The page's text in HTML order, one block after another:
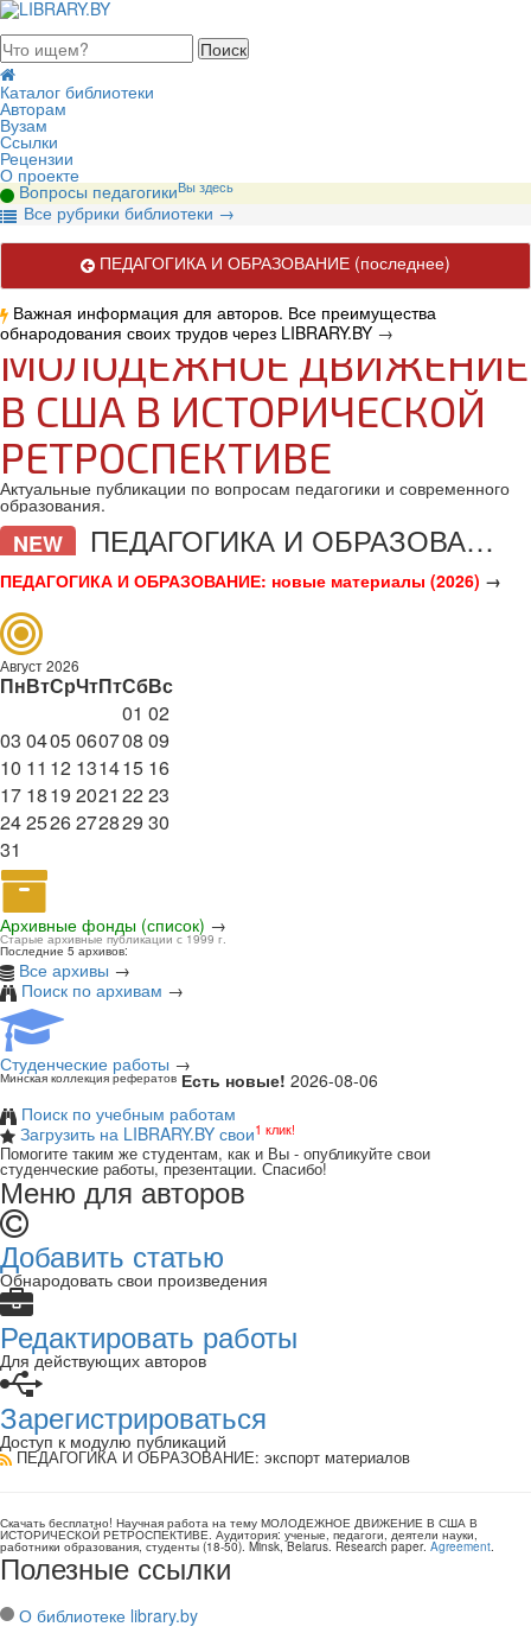
2026, четверг
Каталог библиотеки
Авторам
Вузам
Ссылки
Рецензии
О проекте
Вопросы педагогикиВы здесь
Все рубрики библиотеки →
ПЕДАГОГИКА И ОБРАЗОВАНИЕ (последнее)
Важная информация для авторов. Все преимущества
обнародования своих трудов через LIBRARY.BY →
МОЛОДЕЖНОЕ ДВИЖЕНИЕ
В США В ИСТОРИЧЕСКОЙ
РЕТРОСПЕКТИВЕ
Актуальные публикации по вопросам педагогики и современного
образования.
NEW ПЕДАГОГИКА И ОБРАЗОВАНИЕ
ПЕДАГОГИКА И ОБРАЗОВАНИЕ: новые материалы (2026) →
Август 2026
ПнВтСрЧтПтСбВс
01 02
03 0405060708 09
10 11 12 131415 16
17 1819 2021 2223
242526272829 30
31
Архивные фонды (список) →
Старые архивные публикации с 1999 г.
Последние 5 архивов:
Все архивы →
Поиск по архивам →
Студенческие работы →
Минская коллекция рефератов Есть новые! 2026-08-06
Поиск по учебным работам
Загрузить на LIBRARY.BY свои1 клик!
Помогите таким же студентам, как и Вы - опубликуйте свои
студенческие работы, презентации. Спасибо!
Меню для авторов
Добавить статью
Обнародовать свои произведения
Редактировать работы
Для действующих авторов
Зарегистрироваться
Доступ к модулю публикаций
ПЕДАГОГИКА И ОБРАЗОВАНИЕ: экспорт материалов
Скачать бесплатно! Научная работа на тему МОЛОДЕЖНОЕ ДВИЖЕНИЕ В США В
ИСТОРИЧЕСКОЙ РЕТРОСПЕКТИВЕ. Аудитория: ученые, педагоги, деятели науки,
работники образования, студенты (18-50). Minsk, Belarus. Research paper. Agreement.
Полезные ссылки
О библиотеке library.by